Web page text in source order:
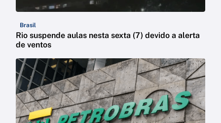
Brasil
Rio suspende aulas nesta sexta (7) devido a alerta
de ventos